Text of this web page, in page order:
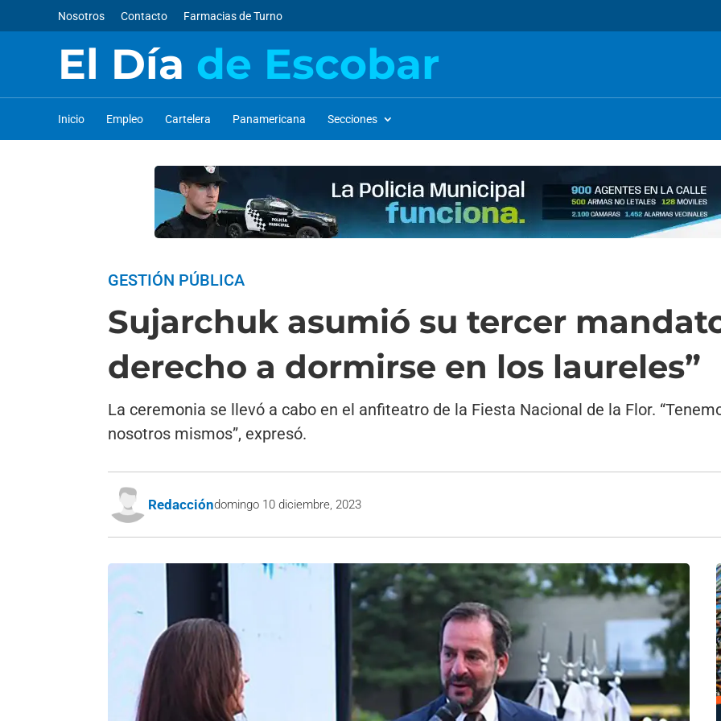
Nosotros Contacto Farmacias de Turno
El Día de Escobar
Inicio Empleo Cartelera Panamericana Secciones
GESTIÓN PÚBLICA
Sujarchuk asumió su tercer
derecho a dormirse en los laureles”
La ceremonia se llevó a cabo en el anfiteatro de la Fiesta Nacional de la Flor.
nosotros mismos”, expresó.
Redaccióndomingo 10 diciembre, 2023